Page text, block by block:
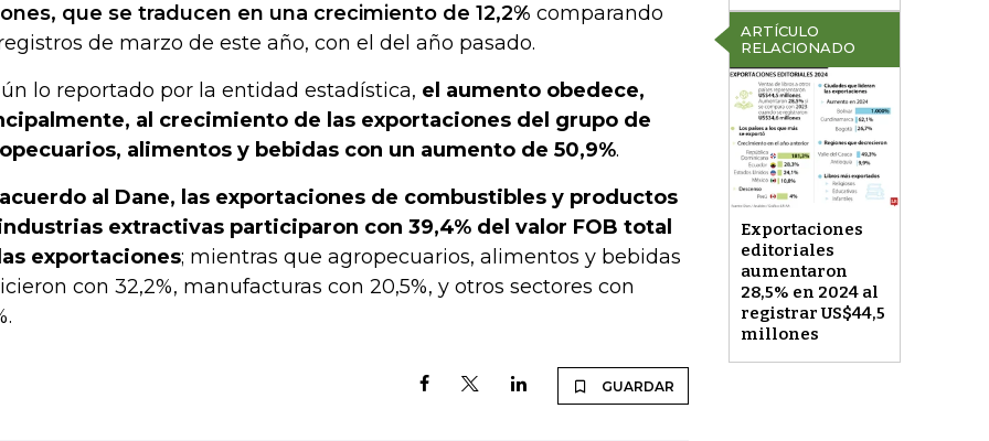
ARTÍCULO
RELACIONADO
Exportaciones
editoriales
aumentaron
28,5% en 2024 al
registrar US$44,5
millones
que se traducen en una crecimiento de 12,2% comparando
de marzo de este año, con el del año pasado.
lo reportado por la entidad estadística, el aumento obedece,
al crecimiento de las exportaciones del grupo de
alimentos y bebidas con un aumento de 50,9%.
al Dane, las exportaciones de combustibles y productos
extractivas participaron con 39,4% del valor FOB total
exportaciones; mientras que agropecuarios, alimentos y bebidas
con 32,2%, manufacturas con 20,5%, y otros sectores con
GUARDAR